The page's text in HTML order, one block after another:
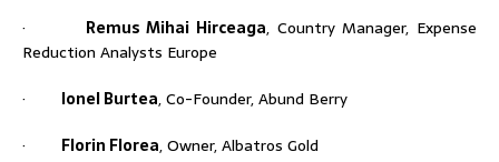
· Remus Mihai Hirceaga, Country Manager, Expense
Reduction Analysts Europe
· Ionel Burtea, Co-Founder, Abund Berry
· Florin Florea, Owner, Albatros Gold